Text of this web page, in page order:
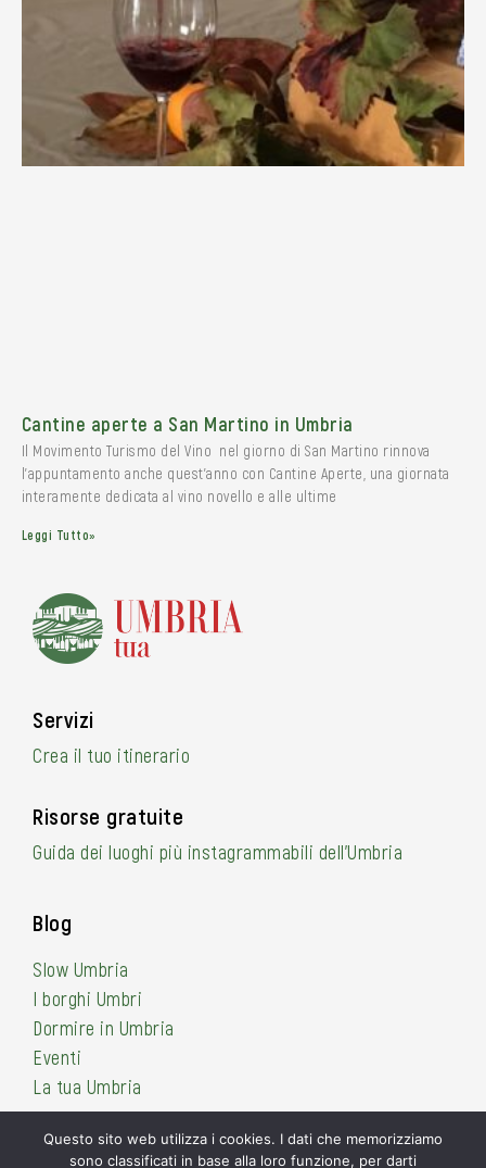
Cantine aperte a San Martino in Umbria
Il Movimento Turismo del Vino nel giorno di San Martino rinnova
l’appuntamento anche quest’anno con Cantine Aperte, una giornata
interamente dedicata al vino novello e alle ultime
Leggi Tutto»
Servizi
Crea il tuo itinerario
Risorse gratuite
Guida dei luoghi più instagrammabili dell’Umbria
Blog
Slow Umbria
I borghi Umbri
Dormire in Umbria
Eventi
La tua Umbria
Questo sito web utilizza i cookies. I dati che memorizziamo
sono classificati in base alla loro funzione, per darti